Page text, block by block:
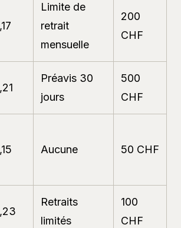
Limite de
retrait
mensuelle
200
CHF
Préavis 30
jours
500
CHF
Aucune 50 CHF
Retraits
limités
100
CHF